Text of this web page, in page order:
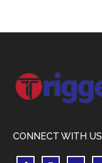
Footer
CONNECT WITH US